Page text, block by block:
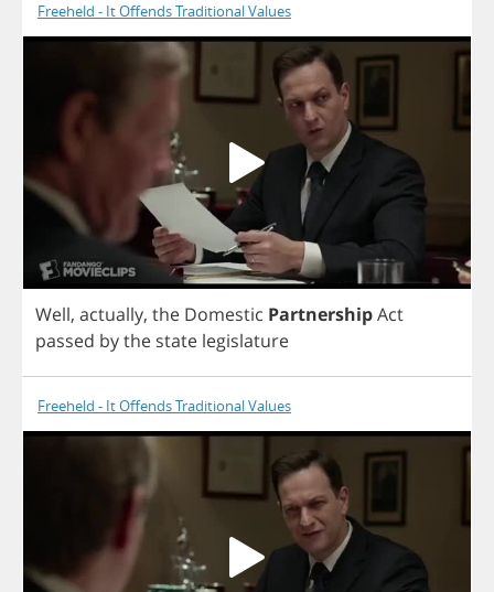
Freeheld - It Offends Traditional Values
Well, actually, the Domestic PartnershipAct
passed bythe state legislature
Freeheld - It Offends Traditional Values